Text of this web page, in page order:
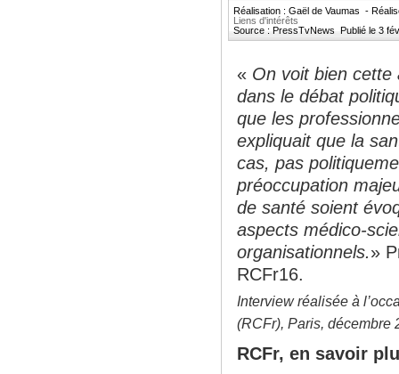
Réalisation : Gaël de Vaumas -
Liens d'intérêts
Source : PressTvNews Publié le 3
« On voit bien cette
dans le débat
que les
expliquait que la
cas, pas
préoccupation
de santé soient
aspects médico-
organisationnels.»
RCFr16.
Interview réalisée à
(RCFr), Paris, décembre
RCFr, en savoir